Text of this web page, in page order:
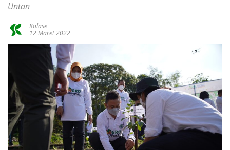
Untan
Kolase
12 Maret 2022